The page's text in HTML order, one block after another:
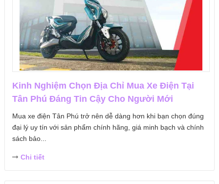
Kinh Nghiệm Chọn Địa Chỉ Mua Xe Điện Tại
Tân Phú Đáng Tin Cậy Cho Người Mới
Mua xe điện Tân Phú trở nên dễ dàng hơn khi bạn chọn đúng
đại lý uy tín với sản phẩm chính hãng, giá minh bạch và chính
sách bảo...
Chi tiết